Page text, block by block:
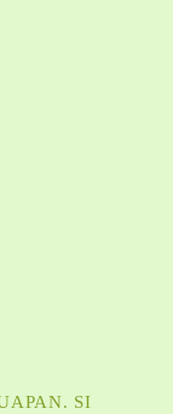
SI